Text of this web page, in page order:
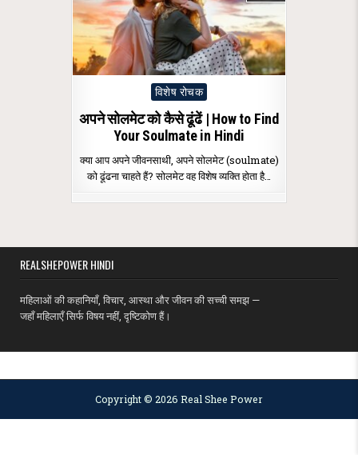
Posted
विशेष रोचक
अपने सोलमेट को कैसे ढूंढें | How to Find
Your Soulmate in Hindi
क्या आप अपने जीवनसाथी, अपने सोलमेट (soulmate)
को ढूंढना चाहते हैं? सोलमेट वह विशेष व्यक्ति होता है…
REALSHEPOWER HINDI
महिलाओं की कहानियाँ, विचार, आस्था और जीवन की सच्ची समझ —
जहाँ महिलाएँ सिर्फ विषय नहीं, दृष्टिकोण हैं।
Copyright © 2026 Real Shee Power